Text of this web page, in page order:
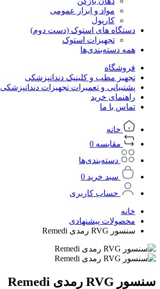
مواد و ابزار عمومی
کارپول
دستگاه های استوک (دست دوم)
تجهیزات استوک
همه دسته‌بندی‌ها
فروشگاه
تجهیز مطب و کلینیک دندانپزشکی
پشتیبانی و تعمیرات تجهیزات دندانپزشکی
راهنمای خرید
تماس با ما
خانه
مقایسه 0
دسته‌بندی‌ها
سبد خرید 0
حساب کاربری
خانه
محصولات پیشنهادی
سنسور RVG رمدی Remedi
سنسور RVG رمدی Remedi